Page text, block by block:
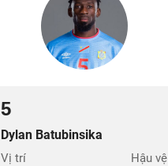
5
Dylan Batubinsika
Vị trí Hậu vệ